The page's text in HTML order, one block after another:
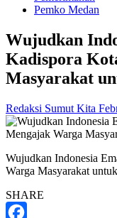
Pemko Medan
Wujudkan
Kadispora
Masyarakat
Redaksi Sumut Kita
Wujudkan Indonesia
Warga Masyarakat
SHARE